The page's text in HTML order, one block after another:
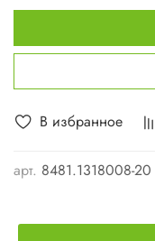
В избранное
арт. 8481.1318008-20